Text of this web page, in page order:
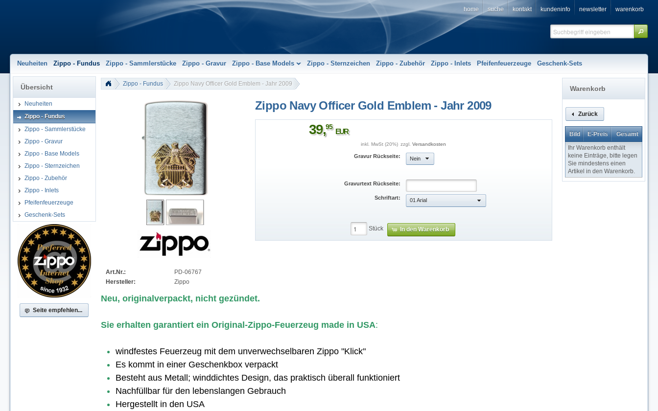
home suche kontakt kundeninfo newsletter warenkorb
Neuheiten Zippo - Fundus Zippo - Sammlerstücke Zippo - Gravur Zippo - Base Models Zippo - Sternzeichen Zippo - Zubehör Zippo - Inlets Pfeifenfeuerzeuge Geschenk-Sets
Übersicht
Neuheiten
Zippo - Fundus
Zippo - Sammlerstücke
Zippo - Gravur
Zippo - Base Models
Zippo - Sternzeichen
Zippo - Zubehör
Zippo - Inlets
Pfeifenfeuerzeuge
Geschenk-Sets
Seite empfehlen...
Warenkorb
Zurück
Bild E-Preis
Gesamt
Ihr Warenkorb enthält
keine Einträge, bitte legen
Sie mindestens einen
Artikel in den Warenkorb.
Zippo - Fundus Zippo Navy Officer Gold Emblem - Jahr 2009
zippo_navy_officer_gold_01.jpg
Art.Nr.:
PD-06767
Hersteller:
Zippo
Zippo Navy Officer Gold Emblem - Jahr 2009
39,95
EUR
inkl. MwSt (20%) zzgl. Versandkosten
Gravur Rückseite: Nein
Gravurtext Rückseite:
Schriftart: 01 Arial
Stück In den Warenkorb
Neu, originalverpackt, nicht gezündet.
Sie erhalten garantiert ein Original-Zippo-Feuerzeug made in USA:
windfestes Feuerzeug mit dem unverwechselbaren Zippo "Klick"
Es kommt in einer Geschenkbox verpackt
Besteht aus Metall; winddichtes Design, das praktisch überall funktioniert
Nachfüllbar für den lebenslangen Gebrauch
Hergestellt in den USA